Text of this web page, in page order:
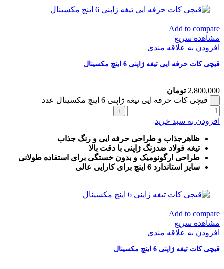
Add to compare
مشاهده سریع
افزودن به علاقه مندی
قیچی کات حرفه ایی تیغه ژاپنی 6 اینچ مکسینال
2,800,000 تومان
قیچی کات حرفه ایی تیغه ژاپنی 6 اینچ مکسینال عدد
افزودن به سبد خرید
ظاهرجذاب و طراحی حرفه ایی و رنگ جذاب
تیغه فولاد ضدزنگ ژاپنی با دقت بالا
طراحی ارگونومیک و بدون خستگی برای استفاده طولانی
سایز استاندارد 6 اینچ برای کارایی عالی
Add to compare
مشاهده سریع
افزودن به علاقه مندی
قیچی کات تیغه ژاپنی 6 اینچ مکسینال